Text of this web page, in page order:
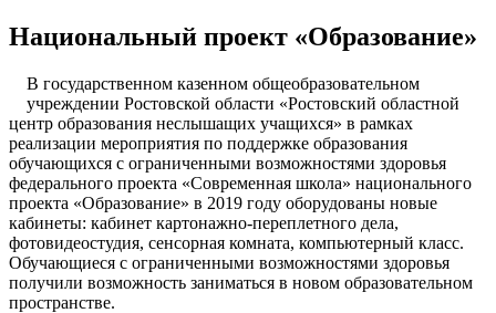
Национальный проект «Образование»
В государственном казенном общеобразовательном
учреждении Ростовской области «Ростовский областной
центр образования неслышащих учащихся» в рамках
реализации мероприятия по поддержке образования
обучающихся с ограниченными возможностями здоровья
федерального проекта «Современная школа» национального
проекта «Образование» в 2019 году оборудованы новые
кабинеты: кабинет картонажно-переплетного дела,
фотовидеостудия, сенсорная комната, компьютерный класс.
Обучающиеся с ограниченными возможностями здоровья
получили возможность заниматься в новом образовательном
пространстве.